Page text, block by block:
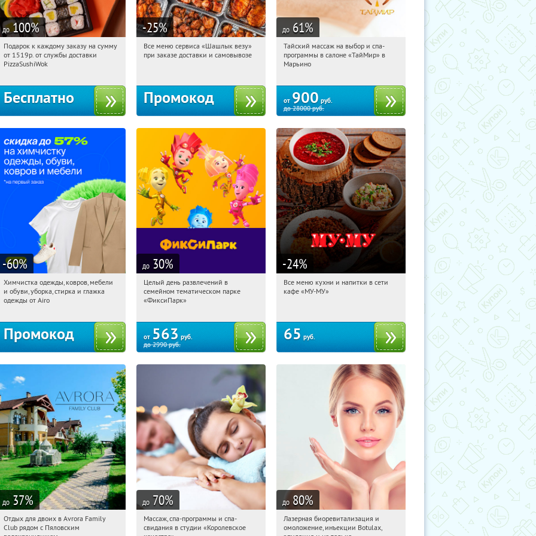
до 100%
22:54:51 Получили:197
г. Москва
Подарок к каждому заказу на сумму
от 1519р. от службы доставки
PizzaSushiWok
Бесплатно
-25%
22:54:51 Получили:149
Все меню сервиса «Шашлык везу»
при заказе доставки и самовывозе
Промокод
до 61%
22:54:51 Купили:
Марьино
Тайский массаж на выбор и спа-
программы в салоне «ТайМир» в
Марьино
от 900 руб.
до28000руб.
-60%
22:54:51 Получили:556
Москва, улица Золоторожский Вал,
Химчистка одежды, ковров, мебели
и обуви, уборка, стирка и глажка
одежды от Airo
Промокод
до 30%
22:54:51 Купили:
Лубянка
Целый день развлечений в
семейном тематическом парке
«ФиксиПарк»
от 563 руб.
до2990руб.
-24%
22:54:51 Купили:305
Все меню кухни и напитки в сети
кафе «МУ-МУ»
65 руб.
до 37%
22:54:51 Купили:
Отдых для двоих в Avrora Family
Club рядом с Пяловским
до 70%
22:54:51 Купили:
Массаж, спа-программы и спа-
свидания в студии «Королевское
до 80%
22:54:51 Купили:
Лазерная биоревитализация и
омоложение, инъекции Botulax,